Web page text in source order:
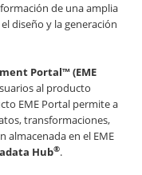
de una amplia
diseño y la generación
Portal™ (EME
al producto
EME Portal permite a
transformaciones,
almacenada en el EME
Hub®.